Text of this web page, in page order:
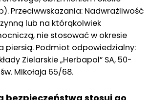
Przeciwwskazania: Nadwrażliwość
lub na którąkolwiek
nie stosować w okresie
piersią. Podmiot odpowiedzialny:
Zielarskie „Herbapol” SA, 50-
Mikołaja 65/68.